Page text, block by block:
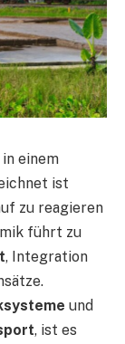
einem
ist
zu reagieren
führt zu
, Integration
und
, ist es